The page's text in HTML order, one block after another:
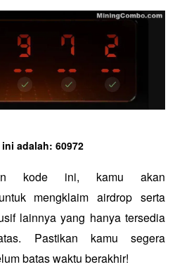
adalah: 60972
kode ini, kamu akan
mengklaim airdrop serta
lainnya yang hanya tersedia
Pastikan kamu segera
batas waktu berakhir!